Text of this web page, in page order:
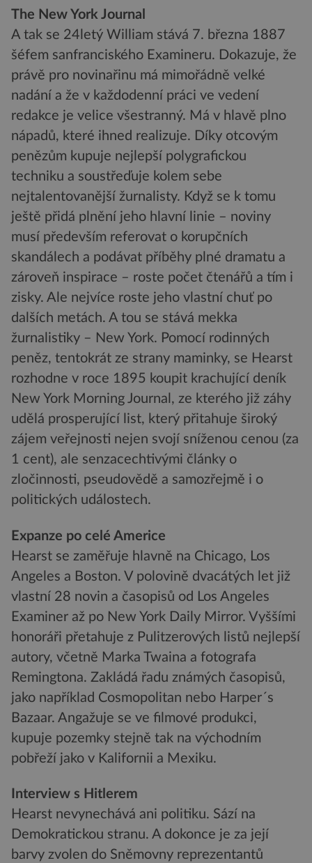
The New York Journal
A tak se 24letý William stává 7. března 1887
šéfem sanfranciského Examineru. Dokazuje, že
právě pro novinařinu má mimořádně velké
nadání a že v každodenní práci ve vedení
redakce je velice všestranný. Má v hlavě plno
nápadů, které ihned realizuje. Díky otcovým
penězům kupuje nejlepší polygrafickou
techniku a soustřeďuje kolem sebe
nejtalentovanější žurnalisty. Když se k tomu
ještě přidá plnění jeho hlavní linie – noviny
musí především referovat o korupčních
skandálech a podávat příběhy plné dramatu a
zároveň inspirace – roste počet čtenářů a tím i
zisky. Ale nejvíce roste jeho vlastní chuť po
dalších metách. A tou se stává mekka
žurnalistiky – New York. Pomocí rodinných
peněz, tentokrát ze strany maminky, se Hearst
rozhodne v roce 1895 koupit krachující deník
New York Morning Journal, ze kterého již záhy
udělá prosperující list, který přitahuje široký
zájem veřejnosti nejen svojí sníženou cenou (za
1 cent), ale senzacechtivými články o
zločinnosti, pseudovědě a samozřejmě i o
politických událostech.
Expanze po celé Americe
Hearst se zaměřuje hlavně na Chicago, Los
Angeles a Boston. V polovině dvacátých let již
vlastní 28 novin a časopisů od Los Angeles
Examiner až po New York Daily Mirror. Vyššími
honoráři přetahuje z Pulitzerových listů nejlepší
autory, včetně Marka Twaina a fotografa
Remingtona. Zakládá řadu známých časopisů,
jako například Cosmopolitan nebo Harper´s
Bazaar. Angažuje se ve filmové produkci,
kupuje pozemky stejně tak na východním
pobřeží jako v Kalifornii a Mexiku.
Interview s Hitlerem
Hearst nevynechává ani politiku. Sází na
Demokratickou stranu. A dokonce je za její
barvy zvolen do Sněmovny reprezentantů